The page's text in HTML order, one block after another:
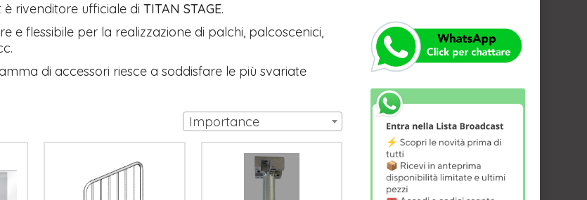
è rivenditore ufficiale di TITAN STAGE.
e flessibile per la realizzazione di palchi, palcoscenici,
di accessori riesce a soddisfare le più svariate
Importance